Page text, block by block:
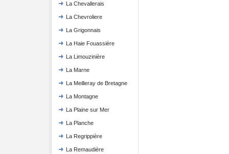
La Chevallerais
La Chevroliere
La Grigonnais
La Haie Fouassière
La Limouzinière
La Marne
La Meilleray de Bretagne
La Montagne
La Plaine sur Mer
La Planche
La Regrippière
La Remaudière